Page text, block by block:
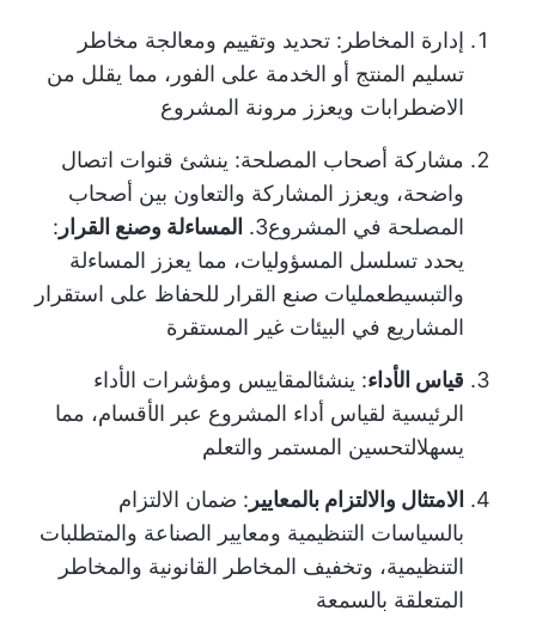
إدارة المخاطر : تحديد وتقييم ومعالجة مخاطر
تسليم المنتج أو الخدمة على الفور، مما يقلل من
الاضطرابات ويعزز مرونة المشروع
مشاركة أصحاب المصلحة: ينشئ قنوات اتصال
واضحة، ويعزز المشاركة والتعاون بين أصحاب
المصلحة في المشروع3. المساءلة وصنع القرار :
يحدد تسلسل المسؤوليات، مما يعزز المساءلة
والتبسيطعمليات صنع القرار للحفاظ على استقرار
المشاريع في البيئات غير المستقرة
قياس الأداء: ينشئالمقاييس ومؤشرات الأداء
الرئيسية لقياس أداء المشروع عبر الأقسام، مما
يسهلالتحسين المستمر والتعلم
الامتثال والالتزام بالمعايير : ضمان الالتزام
بالسياسات التنظيمية ومعايير الصناعة والمتطلبات
التنظيمية، وتخفيف المخاطر القانونية والمخاطر
المتعلقة بالسمعة